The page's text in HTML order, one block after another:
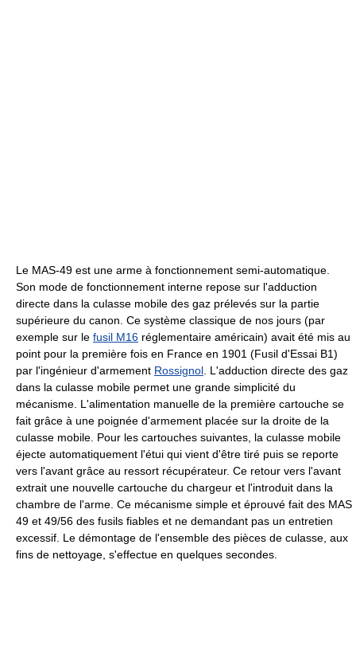
Le MAS-49 est une arme à fonctionnement semi-automatique.
Son mode de fonctionnement interne repose sur l'adduction
directe dans la culasse mobile des gaz prélevés sur la partie
supérieure du canon. Ce système classique de nos jours (par
exemple sur le fusil M16 réglementaire américain) avait été mis au
point pour la première fois en France en 1901 (Fusil d'Essai B1)
par l'ingénieur d'armement Rossignol . L'adduction directe des gaz
dans la culasse mobile permet une grande simplicité du
mécanisme. L'alimentation manuelle de la première cartouche se
fait grâce à une poignée d'armement placée sur la droite de la
culasse mobile. Pour les cartouches suivantes, la culasse mobile
éjecte automatiquement l'étui qui vient d'être tiré puis se reporte
vers l'avant grâce au ressort récupérateur. Ce retour vers l'avant
extrait une nouvelle cartouche du chargeur et l'introduit dans la
chambre de l'arme. Ce mécanisme simple et éprouvé fait des MAS
49 et 49/56 des fusils fiables et ne demandant pas un entretien
excessif. Le démontage de l'ensemble des pièces de culasse, aux
fins de nettoyage, s'effectue en quelques secondes.